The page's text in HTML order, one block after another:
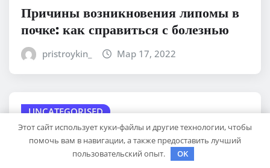
Причины возникновения липомы в
почке: как справиться с болезнью
pristroykin_ Мар 17, 2022
UNCATEGORISED
Может ли фурункул возникнуть в
ротовой полости: с чем можно
Этот сайт использует куки-файлы и другие технологии, чтобы
помочь вам в навигации, а также предоставить лучший
пользовательский опыт.
OK